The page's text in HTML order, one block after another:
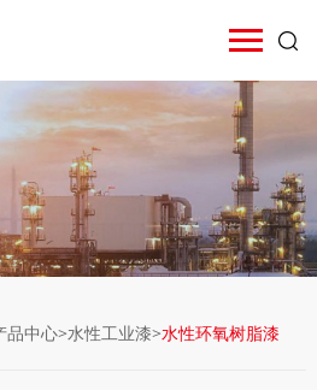
品中心>水性工业漆>水性环氧树脂漆